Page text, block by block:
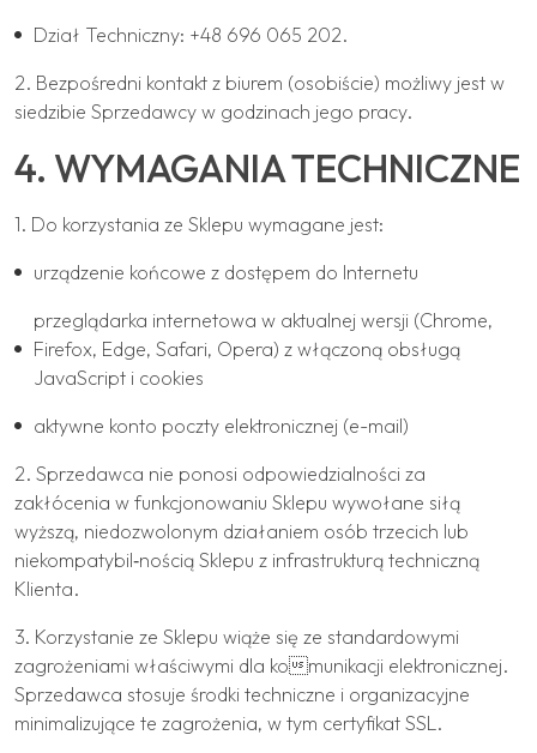
Dział Techniczny: +48 696 065 202.
2. Bezpośredni kontakt z biurem (osobiście) możliwy jest w
siedzibie Sprzedawcy w godzinach jego pracy.
4. WYMAGANIA TECHNICZNE
1. Do korzystania ze Sklepu wymagane jest:
urządzenie końcowe z dostępem do Internetu
przeglądarka internetowa w aktualnej wersji (Chrome,
Firefox, Edge, Safari, Opera) z włączoną obsługą
JavaScript i cookies
aktywne konto poczty elektronicznej (e-mail)
2. Sprzedawca nie ponosi odpowiedzialności za
zakłócenia w funkcjonowaniu Sklepu wywołane siłą
wyższą, niedozwolonym działaniem osób trzecich lub
niekompatybil‐nością Sklepu z infrastrukturą techniczną
Klienta.
3. Korzystanie ze Sklepu wiąże się ze standardowymi
zagrożeniami właściwymi dla komunikacji elektronicznej.
Sprzedawca stosuje środki techniczne i organizacyjne
minimalizujące te zagrożenia, w tym certyfikat SSL.